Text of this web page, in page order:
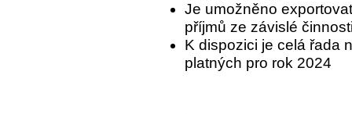
Je umožněno
příjmů ze závislé
K dispozici je celá řada
platných pro rok 2024